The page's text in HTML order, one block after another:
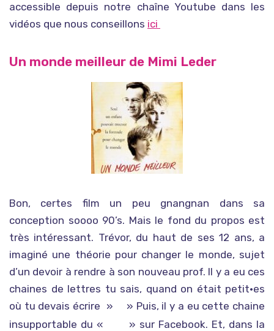
accessible depuis notre chaîne Youtube dans les
vidéos que nous conseillons ici
Un monde meilleur de Mimi Leder
Bon, certes film un peu gnangnan dans sa
conception soooo 90’s. Mais le fond du propos est
très intéressant. Trévor, du haut de ses 12 ans, a
imaginé une théorie pour changer le monde, sujet
d’un devoir à rendre à son nouveau prof. Il y a eu ces
chaines de lettres tu sais, quand on était petit•es
où tu devais écrire »
» Puis, il y a eu cette chaine
insupportable du «
» sur Facebook. Et, dans la